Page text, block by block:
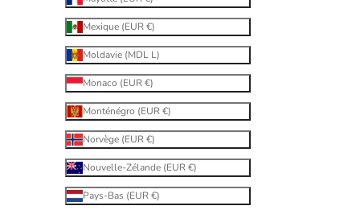
Mexique (EUR €)
Moldavie (MDL L)
Monaco (EUR €)
Monténégro (EUR €)
Norvège (EUR €)
Nouvelle-Zélande (EUR €)
Pays-Bas (EUR €)